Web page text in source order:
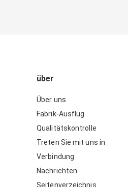
über
Über uns
Fabrik-Ausflug
Qualitätskontrolle
Treten Sie mit uns in
Verbindung
Nachrichten
Seitenverzeichnis